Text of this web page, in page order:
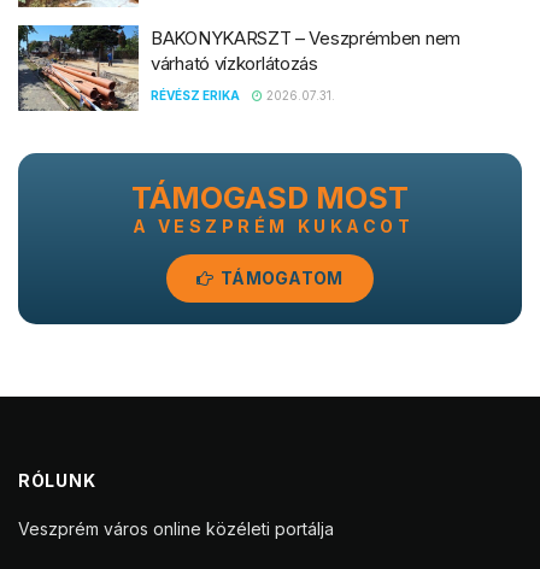
BAKONYKARSZT – Veszprémben nem
várható vízkorlátozás
RÉVÉSZ ERIKA 2026.07.31.
TÁMOGASD MOST
A VESZPRÉM KUKACOT
TÁMOGATOM
RÓLUNK
Veszprém város online közéleti portálja